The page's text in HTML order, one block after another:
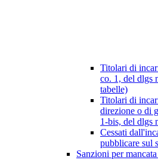
Titolari di
co. 1, del dlgs
tabelle)
Titolari di
direzione o di
1-bis, del dlgs
Cessati
pubblicare sul
Sanzioni per